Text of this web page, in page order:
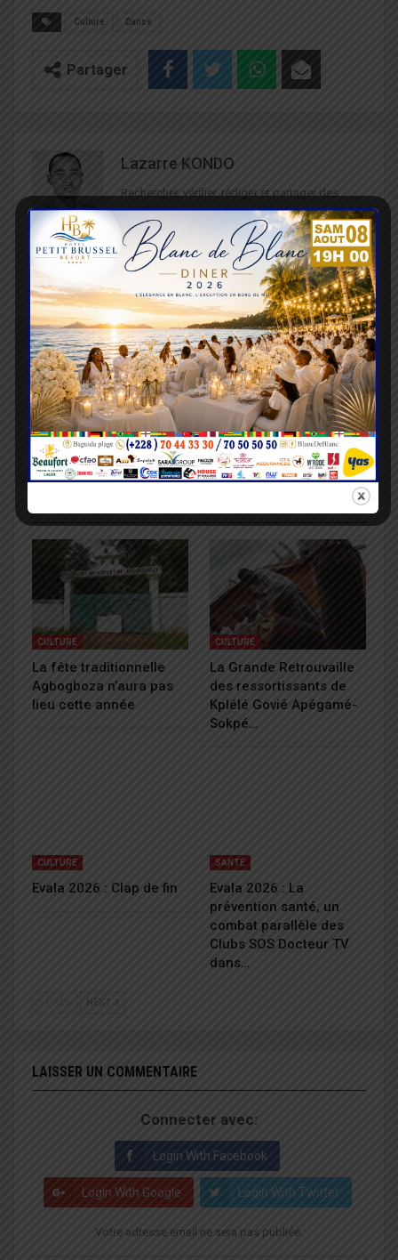
Culture Danse
Partager
Lazarre KONDO
Rechercher, vérifier, rédiger et partager des
informations compréhensibles et accessibles à
tous, telle est ma mission. Récemment, je suis
engagé dans la sensibilisation à la sécurité
routière. Je suis passionné du sport et de la
culture.
ARTICLE PRÉCÉDENT
Togo : L’encours des
crédits dans le secteur
de la microfinance en
hausse
PROCHAIN ARTICLE
Togo/Sécurité : Le
Commissaire Principal
Atiyodimodom KAKALI,
nouveau patron du 9è
arrondissement
Tout Le Texte
CULTURE
La fête traditionnelle
Agbogboza n’aura pas
lieu cette année
CULTURE
La Grande Retrouvaille
des ressortissants de
Kplélé Govié Apégamé-
Sokpé…
CULTURE
Evala 2026 : Clap de fin
SANTÉ
Evala 2026 : La
prévention santé, un
combat parallèle des
Clubs SOS Docteur TV
dans…
NEXT
LAISSER UN COMMENTAIRE
Connecter avec:
Login With Facebook
Login With Google Login With Twitter
Votre adresse email ne sera pas publiée.